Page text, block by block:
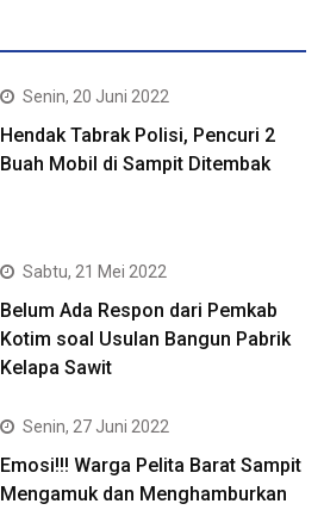
Senin, 20 Juni 2022
Hendak Tabrak Polisi, Pencuri 2
Buah Mobil di Sampit Ditembak
Sabtu, 21 Mei 2022
Belum Ada Respon dari Pemkab
Kotim soal Usulan Bangun Pabrik
Kelapa Sawit
Senin, 27 Juni 2022
Emosi!!! Warga Pelita Barat Sampit
Mengamuk dan Menghamburkan